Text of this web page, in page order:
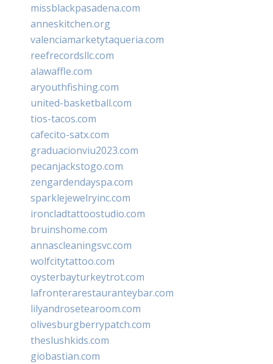
missblackpasadena.com
anneskitchen.org
valenciamarketytaqueria.com
reefrecordsllc.com
alawaffle.com
aryouthfishing.com
united-basketball.com
tios-tacos.com
cafecito-satx.com
graduacionviu2023.com
pecanjackstogo.com
zengardendayspa.com
sparklejewelryinc.com
ironcladtattoostudio.com
bruinshome.com
annascleaningsvc.com
wolfcitytattoo.com
oysterbayturkeytrot.com
lafronterarestauranteybar.com
lilyandrosetearoom.com
olivesburgberrypatch.com
theslushkids.com
giobastian.com